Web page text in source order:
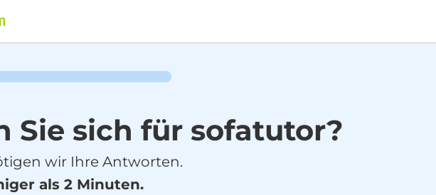
Sie sich für sofatutor?
wir Ihre Antworten.
als 2 Minuten.